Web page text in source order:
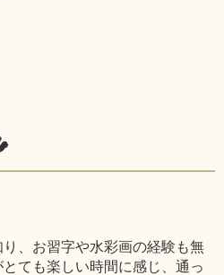
、お習字や水彩画の経験も無
ても楽しい時間に感じ、通っ